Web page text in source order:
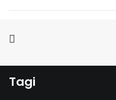
Tagi